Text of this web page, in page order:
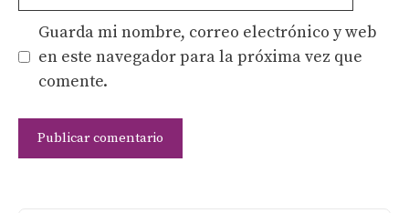
Guarda mi nombre, correo electrónico y web
en este navegador para la próxima vez que
comente.